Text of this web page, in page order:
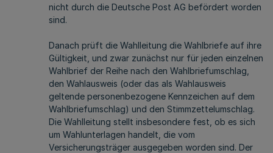
nicht durch die Deutsche Post AG befördert worden
sind.
Danach prüft die Wahlleitung die Wahlbriefe auf ihre
Gültigkeit, und zwar zunächst nur für jeden einzelnen
Wahlbrief der Reihe nach den Wahlbriefumschlag,
den Wahlausweis (oder das als Wahlausweis
geltende personenbezogene Kennzeichen auf dem
Wahlbriefumschlag) und den Stimmzettelumschlag.
Die Wahlleitung stellt insbesondere fest, ob es sich
um Wahlunterlagen handelt, die vom
Versicherungsträger ausgegeben worden sind. Der